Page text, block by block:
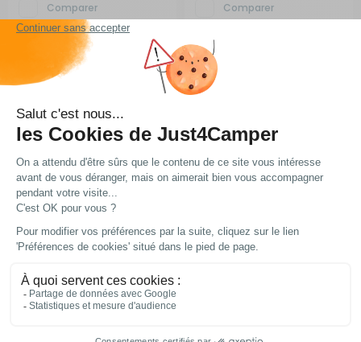
Comparer
Ajouter au panier
Comparer
Ajouter au panier
Livraison express
à domicile ou en point
relais
Frais de port
OFFERTS
à partir de 99€
Les meilleurs prix